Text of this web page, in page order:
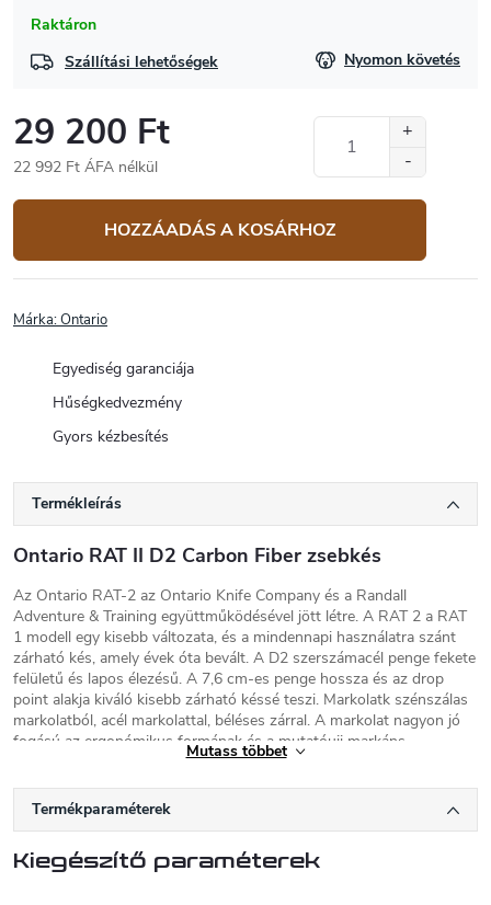
Raktáron
Szállítási lehetőségek Nyomon követés
29 200 Ft
22 992 Ft ÁFA nélkül
HOZZÁADÁS A KOSÁRHOZ
Márka:Ontario
Egyediség garanciája
Hűségkedvezmény
Gyors kézbesítés
Termékleírás
Ontario RAT II D2 Carbon Fiber zsebkés
Az Ontario RAT-2 az Ontario Knife Company és a Randall
Adventure & Training együttműködésével jött létre. A RAT 2 a RAT
1 modell egy kisebb változata, és a mindennapi használatra szánt
zárható kés, amely évek óta bevált. A D2 szerszámacél penge fekete
felületű és lapos élezésű. A 7,6 cm-es penge hossza és az drop
point alakja kiváló kisebb zárható késsé teszi. Markolatk szénszálas
markolatból, acél markolattal, béléses zárral. A markolat nagyon jó
fogású az ergonómikus formának és a mutatóujj markáns
mélyedésének köszönhetően. A kés felakasztására szolgáló kapocs
jobbkezesek és balkezesek számára egyaránt.
Mutass többet
Termékparaméterek
Kiegészítő paraméterek